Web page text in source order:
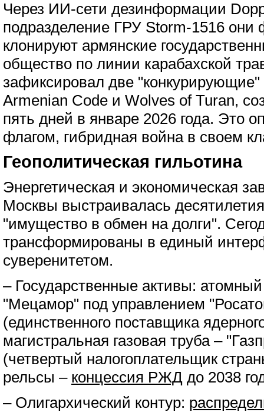
Через ИИ-сети дезинформации
подразделение ГРУ Storm-1516
клонируют армянские
общество по линии карабахской
зафиксировал две "конкурирующие"
Armenian Code и Wolves of Turan,
пять дней в январе 2026 года. Это
флагом, гибридная война в своем
Геополитическая гильотина
Энергетическая и экономическая
Москвы выстраивалась
"имущество в обмен на долги".
трансформированы в единый
суверенитетом.
– Государственные активы:
"Мецамор" под управлением
(единственного поставщика
магистральная газовая труба –
(четвертый налогоплательщик
рельсы – концессия РЖД до 2038
– Олигархический контур: